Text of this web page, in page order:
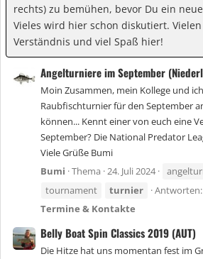
rechts) zu bemühen, bevor Du ein
Vieles wird hier schon diskutiert.
Verständnis und viel Spaß hier!
Angelturniere im September
Moin Zusammen, mein Kollege und
Raubfischturnier für den September
können... Kennt einer von euch eine
September? Die National Predator
Viele Grüße Bumi
Bumi Thema 24. Juli 2024
tournament
turnier Antworten:
Termine & Kontakte
Belly Boat Spin Classics 2019 (AUT)
Die Hitze hat uns momentan fest im